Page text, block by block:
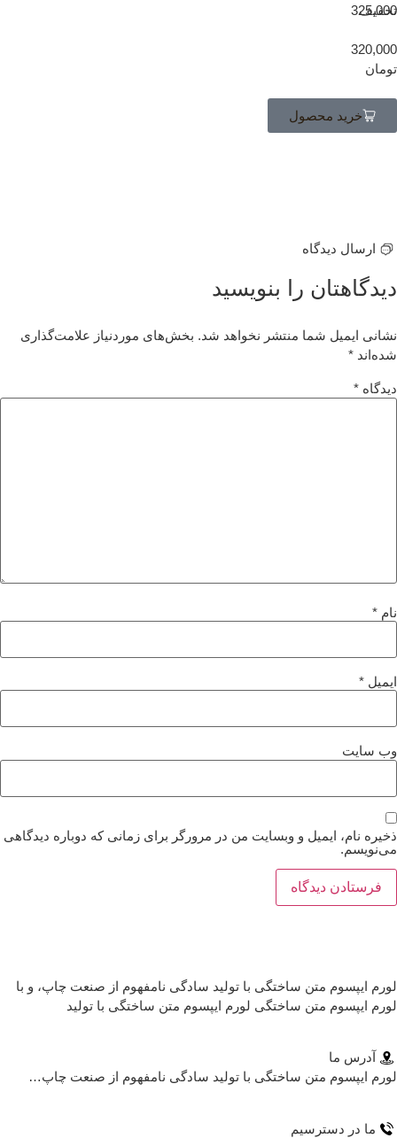
خرید محصول
ارسال دیدگاه
را بنویسید
ایمیل شما منتشر نخواهد شد. بخش‌های موردنیاز علامت‌گذاری
*
*
*
*
سایت
نام، ایمیل و وبسایت من در مرورگر برای زمانی که دوباره دیدگاهی
ایپسوم متن ساختگی با تولید سادگی نامفهوم از صنعت چاپ، و با
ایپسوم متن ساختگی لورم ایپسوم متن ساختگی با تولید
آدرس ما
ایپسوم متن ساختگی با تولید سادگی نامفهوم از صنعت چاپ…
ما در دسترسیم